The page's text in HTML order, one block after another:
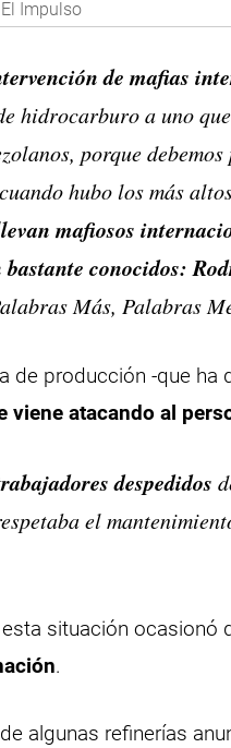
Impulso
de mafias
hidrocarburo a uno
porque
hubo los más
mafiosos
bastante conocidos:
Más, Palabras
de producción -que
viene atacando al
despedidos
el
situación ocasionó
.
algunas refinerías